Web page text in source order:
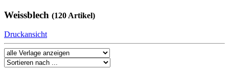
Weissblech (120 Artikel)
Druckansicht